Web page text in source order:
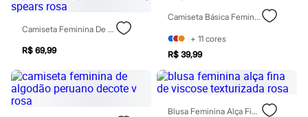
Patrulha Canina
Sonic
Stitch
Kits
Novidades
Cabelos
Condicionador
Camiseta Feminina De Algodão Manga Curta Britney Spears Rosa
R$ 69,99
Camiseta Básica Feminina Manga Curta Decote V Rosa
+ 11 cores
R$ 39,99
Blusa Feminina Alça Fina De Viscose Texturizada Rosa